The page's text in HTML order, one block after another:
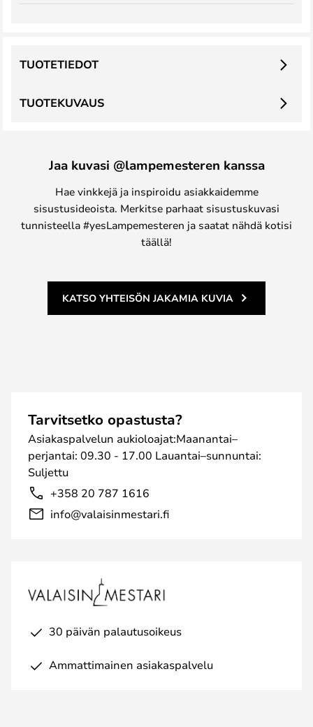
TUOTEKUVAUS
TUOTETIEDOT
Jaa kuvasi @lampemesteren kanssa
Hae vinkkejä ja inspiroidu asiakkaidemme
sisustusideoista. Merkitse parhaat sisustuskuvasi
tunnisteella #yesLampemesteren ja saatat nähdä kotisi
täällä!
KATSO YHTEISÖN JAKAMIA KUVIA
Tarvitsetko opastusta?
Asiakaspalvelun aukioloajat:Maanantai–
perjantai: 09.30 - 17.00 Lauantai–sunnuntai:
Suljettu
+358 20 787 1616
info@valaisinmestari.fi
30 päivän palautusoikeus
Ammattimainen asiakaspalvelu